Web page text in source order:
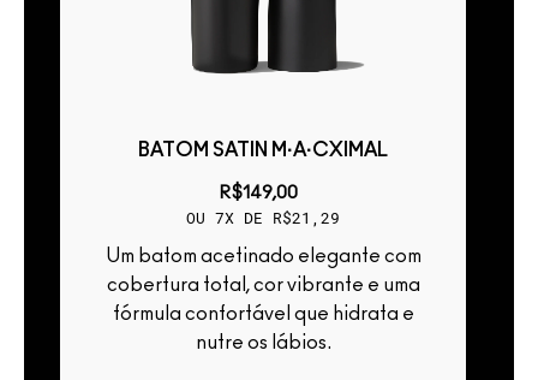
BATOM SATIN M·A·CXIMAL
R$149,00
OU 7X DE R$21,29
Um batom acetinado elegante com
cobertura total, cor vibrante e uma
fórmula confortável que hidrata e
nutre os lábios.